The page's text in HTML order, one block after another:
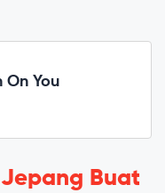
On You
Buat